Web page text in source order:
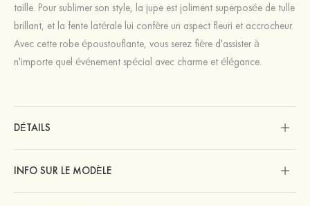
taille. Pour sublimer son style, la jupe est joliment superposée de tulle
brillant, et la fente latérale lui confère un aspect fleuri et accrocheur.
Avec cette robe époustouflante, vous serez fière d'assister à
n'importe quel événement spécial avec charme et élégance.
DÉTAILS
INFO SUR LE MODÈLE